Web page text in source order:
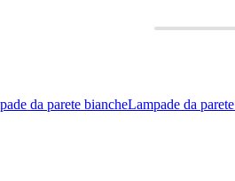
da parete biancheLampade da